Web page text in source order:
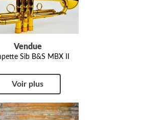
Vendue
Sib B&S MBX II
Voir plus